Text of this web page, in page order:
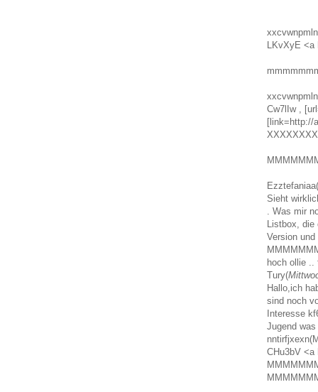
LKvXyE <a
Cw7lIw ,
[link=http://
Sieht
. Was mir
Listbox, die
Version
hoch ollie ..
Tury(
Hallo,ich
sind noch
Interesse
Jugend
CHu3bV